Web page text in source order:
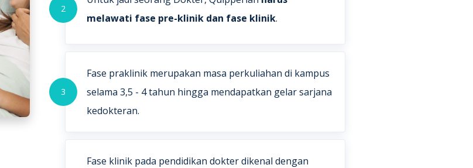
2
melawati fase pre-klinik dan fase klinik.
3
Fase praklinik merupakan masa perkuliahan di kampus
selama 3,5 - 4 tahun hingga mendapatkan gelar sarjana
kedokteran.
Fase klinik pada pendidikan dokter dikenal dengan